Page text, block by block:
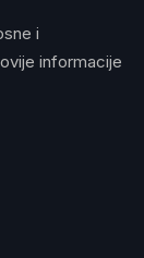
i
informacije